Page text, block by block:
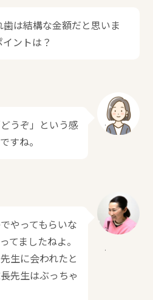
歯は結構な金額だと思いま
ントは？
うぞ」という感
すね。
やってもらいな
てましたねよ。
生に会われたと
先生はぶっちゃ